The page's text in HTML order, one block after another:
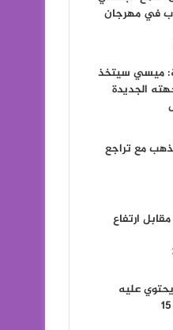
في مهرجان
ميسي سيتخذ
الجديدة
مع تراجع
ارتفاع
عليه